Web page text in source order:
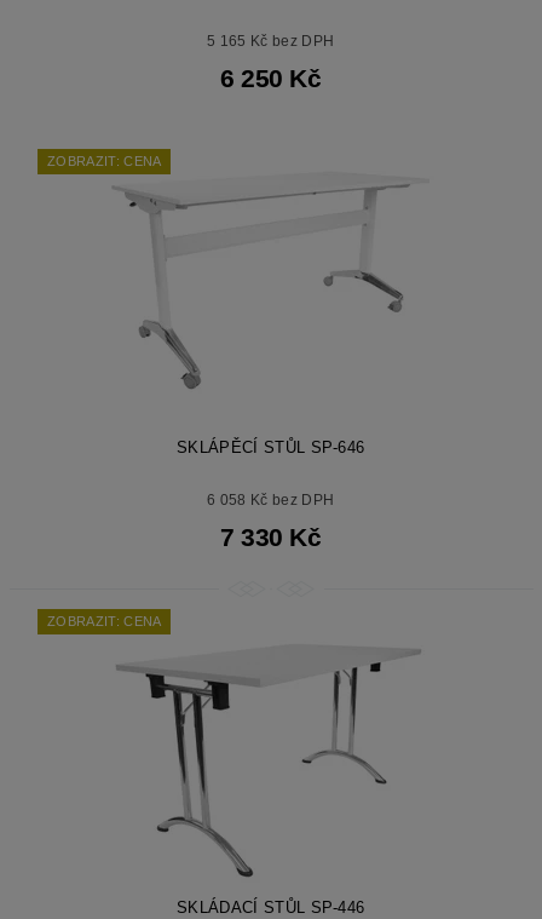
5 165 Kč bez DPH
6 250 Kč
ZOBRAZIT: CENA
SKLÁPĚCÍ STŮL SP-646
6 058 Kč bez DPH
7 330 Kč
ZOBRAZIT: CENA
SKLÁDACÍ STŮL SP-446